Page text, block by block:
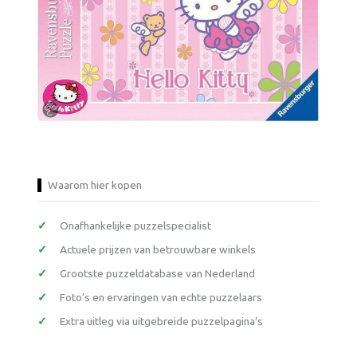
Waarom hier kopen
Onafhankelijke puzzelspecialist
Actuele prijzen van betrouwbare winkels
Grootste puzzeldatabase van Nederland
Foto’s en ervaringen van echte puzzelaars
Extra uitleg via uitgebreide puzzelpagina’s